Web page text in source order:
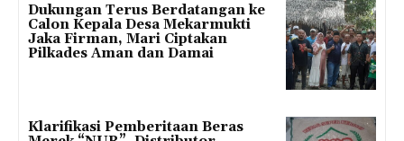
Dukungan Terus Berdatangan ke
Calon Kepala Desa Mekarmukti
Jaka Firman, Mari Ciptakan
Pilkades Aman dan Damai
Klarifikasi Pemberitaan Beras